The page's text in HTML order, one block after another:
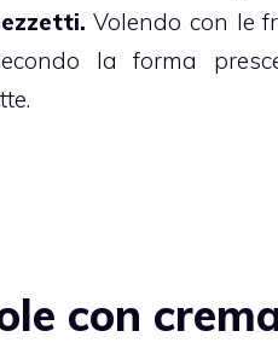
Volendo con le
la forma
con